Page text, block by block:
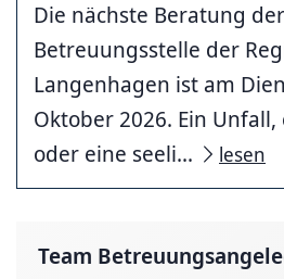
Die nächste Beratung der
Betreuungsstelle der
Langenhagen ist am
Oktober 2026. Ein
oder eine seeli...
lesen
Team